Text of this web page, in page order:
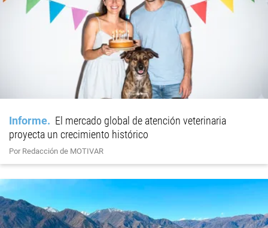
Informe
El mercado global de atención veterinaria
proyecta un crecimiento histórico
Por Redacción de MOTIVAR